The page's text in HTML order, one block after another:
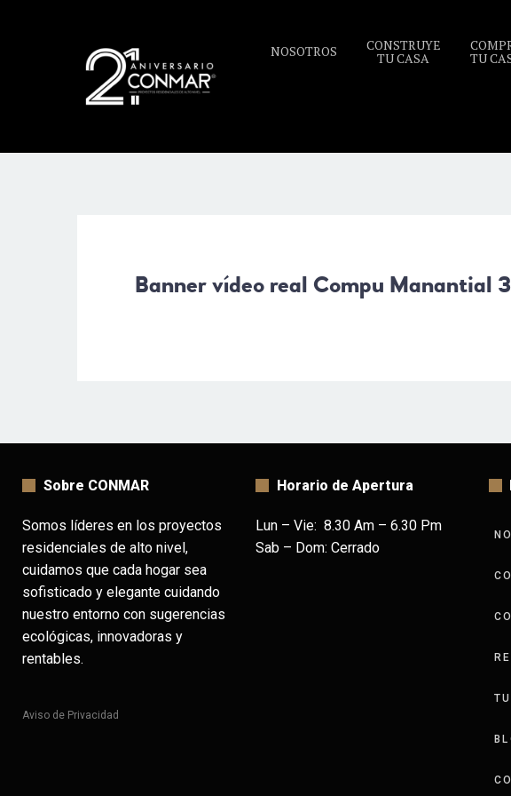
NOSOTROS CONSTRUYE
TU CASA TU
Banner vídeo real Compu Manantial
Sobre CONMAR
Somos líderes en los proyectos
residenciales de alto nivel,
cuidamos que cada hogar sea
sofisticado y elegante cuidando
nuestro entorno con sugerencias
ecológicas, innovadoras y
rentables.
Aviso de Privacidad
Horario de Apertura
Lun – Vie: 8.30 Am – 6.30 Pm
Sab – Dom: Cerrado